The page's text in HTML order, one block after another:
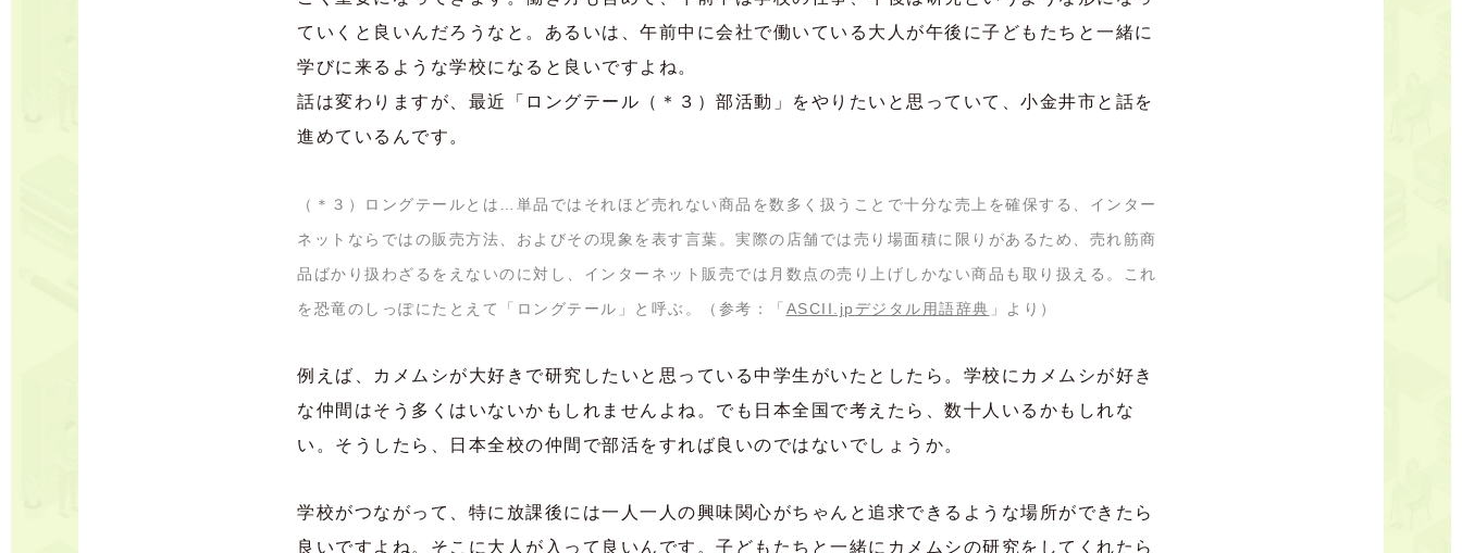
ていくと良いんだろうなと。あるいは、午前中に会社で働いている大人が午後に子どもたちと一緒に
学びに来るような学校になると良いですよね。
話は変わりますが、最近「ロングテール（＊３）部活動」をやりたいと思っていて、小金井市と話を
進めているんです。
（＊３）ロングテールとは…単品ではそれほど売れない商品を数多く扱うことで十分な売上を確保する、インター
ネットならではの販売方法、およびその現象を表す言葉。実際の店舗では売り場面積に限りがあるため、売れ筋商
品ばかり扱わざるをえないのに対し、インターネット販売では月数点の売り上げしかない商品も取り扱える。これ
を恐竜のしっぽにたとえて「ロングテール」と呼ぶ。（参考：「 ASCII.jpデジタル用語辞典 」より）
例えば、カメムシが大好きで研究したいと思っている中学生がいたとしたら。学校にカメムシが好き
な仲間はそう多くはいないかもしれませんよね。でも日本全国で考えたら、数十人いるかもしれな
い。そうしたら、日本全校の仲間で部活をすれば良いのではないでしょうか。
学校がつながって、特に放課後には一人一人の興味関心がちゃんと追求できるような場所ができたら
良いですよね。そこに大人が入って良いんです。子どもたちと一緒にカメムシの研究をしてくれたら